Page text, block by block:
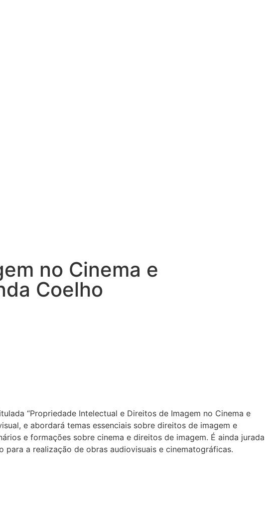
no Cinema e
Coelho
“Propriedade Intelectual e Direitos de Imagem no Cinema e
e abordará temas essenciais sobre direitos de imagem e
e formações sobre cinema e direitos de imagem. É ainda jurada
a realização de obras audiovisuais e cinematográficas.